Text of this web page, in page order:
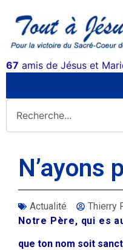
67 amis de Jésus et
N’ayons
Actualité Thierry
Notre Père, qui es
que ton nom soit